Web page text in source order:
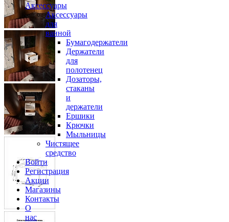
Аксессуары
Аксессуары
для
ванной
Бумагодержатели
Держатели
для
полотенец
Дозаторы,
стаканы
и
держатели
Ершики
Крючки
Мыльницы
Чистящее
средство
Войти
Регистрация
Акции
Магазины
Контакты
О
нас